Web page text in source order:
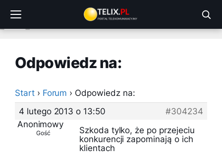
treści
Odpowiedz na:
Start › Forum › Odpowiedz na:
4 lutego 2013 o 13:50
#304234
Anonimowy
Gość
Szkoda tylko, że po przejeciu
konkurencji zapominają o ich
klientach